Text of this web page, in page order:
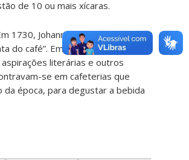
de 10 ou mais xícaras.
1730, Johann Sebastian Bach,
do café”. Em 1650, os
literárias e outros
se em cafeterias que
da época, para degustar a bebida